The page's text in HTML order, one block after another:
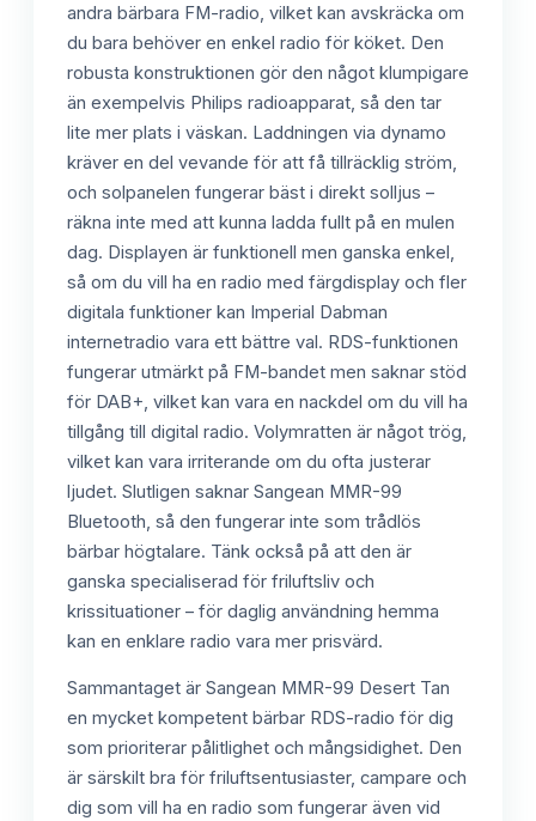
andra bärbara FM-radio, vilket kan avskräcka om
du bara behöver en enkel radio för köket. Den
robusta konstruktionen gör den något klumpigare
än exempelvis Philips radioapparat, så den tar
lite mer plats i väskan. Laddningen via dynamo
kräver en del vevande för att få tillräcklig ström,
och solpanelen fungerar bäst i direkt solljus –
räkna inte med att kunna ladda fullt på en mulen
dag. Displayen är funktionell men ganska enkel,
så om du vill ha en radio med färgdisplay och fler
digitala funktioner kan Imperial Dabman
internetradio vara ett bättre val. RDS-funktionen
fungerar utmärkt på FM-bandet men saknar stöd
för DAB+, vilket kan vara en nackdel om du vill ha
tillgång till digital radio. Volymratten är något trög,
vilket kan vara irriterande om du ofta justerar
ljudet. Slutligen saknar Sangean MMR-99
Bluetooth, så den fungerar inte som trådlös
bärbar högtalare. Tänk också på att den är
ganska specialiserad för friluftsliv och
krissituationer – för daglig användning hemma
kan en enklare radio vara mer prisvärd.
Sammantaget är Sangean MMR-99 Desert Tan
en mycket kompetent bärbar RDS-radio för dig
som prioriterar pålitlighet och mångsidighet. Den
är särskilt bra för friluftsentusiaster, campare och
dig som vill ha en radio som fungerar även vid